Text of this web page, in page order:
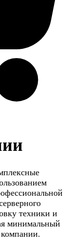
техники и
минимальный